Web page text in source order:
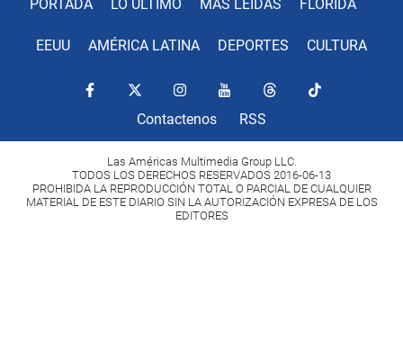
PORTADA LO ÚLTIMO MÁS LEÍDAS FLORIDA
EEUU AMÉRICA LATINA DEPORTES CULTURA
Contactenos RSS
Las Américas Multimedia Group LLC.
TODOS LOS DERECHOS RESERVADOS 2016-06-13
PROHIBIDA LA REPRODUCCIÓN TOTAL O PARCIAL DE CUALQUIER
MATERIAL DE ESTE DIARIO SIN LA AUTORIZACIÓN EXPRESA DE LOS
EDITORES